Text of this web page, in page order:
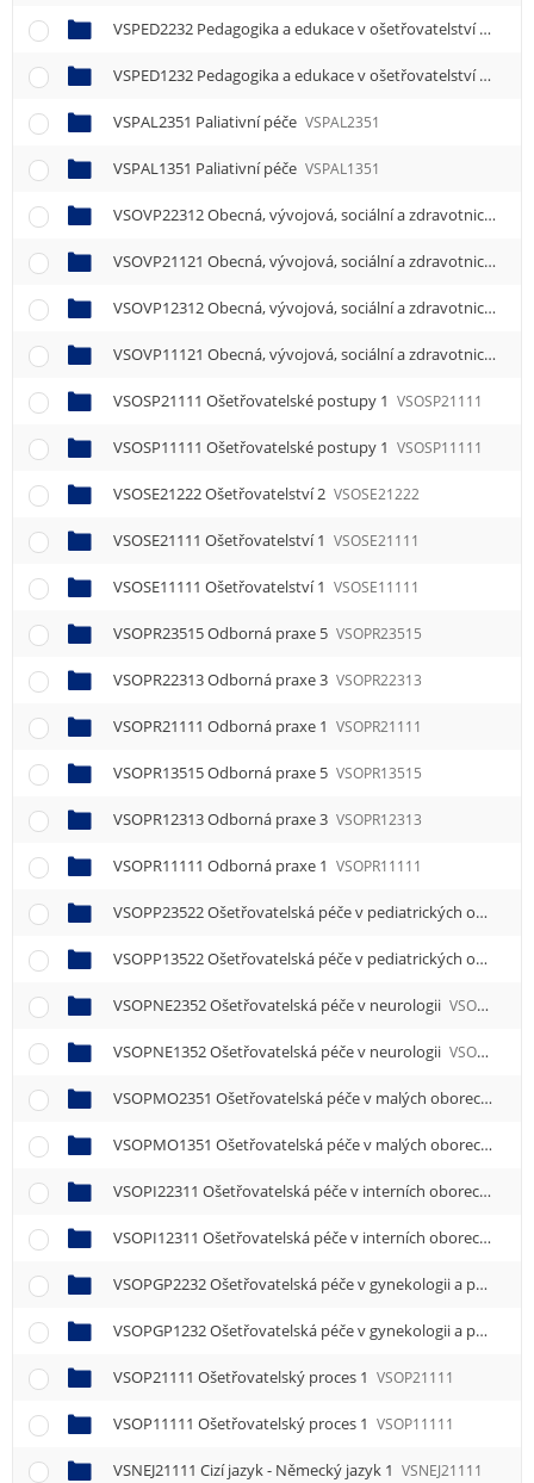
VSPED2232 Pedagogika a edukace v ošetřovatelství
VSPED1232 Pedagogika a edukace v ošetřovatelství
VSPAL2351 Paliativní péče VSPAL2351
VSPAL1351 Paliativní péče VSPAL1351
VSOVP22312 Obecná, vývojová, sociální a zdravotnická psychologie 2
VSOVP21121 Obecná, vývojová, sociální a zdravotnická psychologie 1
VSOVP12312 Obecná, vývojová, sociální a zdravotnická psychologie 2
VSOVP11121 Obecná, vývojová, sociální a zdravotnická psychologie 1
VSOSP21111 Ošetřovatelské postupy 1 VSOSP21111
VSOSP11111 Ošetřovatelské postupy 1 VSOSP11111
VSOSE21222 Ošetřovatelství 2 VSOSE21222
VSOSE21111 Ošetřovatelství 1 VSOSE21111
VSOSE11111 Ošetřovatelství 1 VSOSE11111
VSOPR23515 Odborná praxe 5 VSOPR23515
VSOPR22313 Odborná praxe 3 VSOPR22313
VSOPR21111 Odborná praxe 1 VSOPR21111
VSOPR13515 Odborná praxe 5 VSOPR13515
VSOPR12313 Odborná praxe 3 VSOPR12313
VSOPR11111 Odborná praxe 1 VSOPR11111
VSOPP23522 Ošetřovatelská péče v pediatrických oborech 2
VSOPP13522 Ošetřovatelská péče v pediatrických oborech 2
VSOPNE2352 Ošetřovatelská péče v neurologii VSOPNE2352
VSOPNE1352 Ošetřovatelská péče v neurologii VSOPNE1352
VSOPMO2351 Ošetřovatelská péče v malých oborech
VSOPMO1351 Ošetřovatelská péče v malých oborech
VSOPI22311 Ošetřovatelská péče v interních oborech 1
VSOPI12311 Ošetřovatelská péče v interních oborech 1
VSOPGP2232 Ošetřovatelská péče v gynekologii a porodnictví
VSOPGP1232 Ošetřovatelská péče v gynekologii a porodnictví
VSOP21111 Ošetřovatelský proces 1 VSOP21111
VSOP11111 Ošetřovatelský proces 1 VSOP11111
VSNEJ21111 Cizí jazyk - Německý jazyk 1 VSNEJ21111